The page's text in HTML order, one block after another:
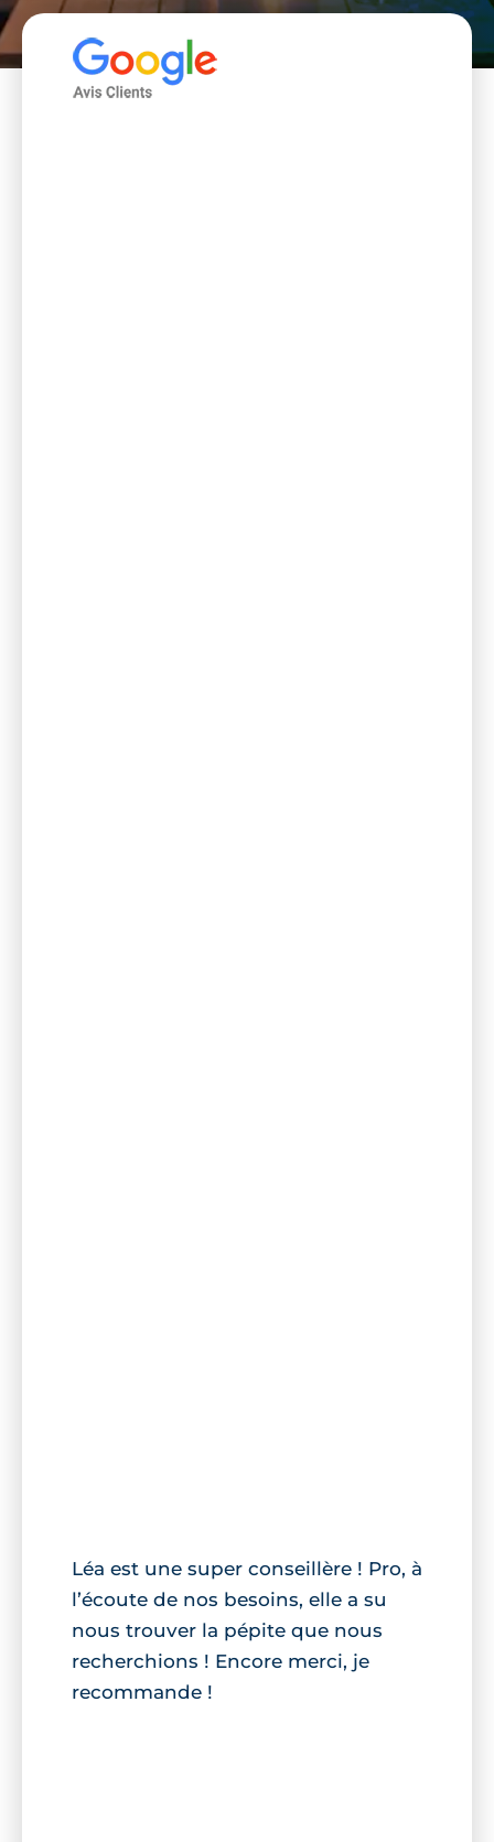
Léa est une super conseillère ! Pro, à
l’écoute de nos besoins, elle a su
nous trouver la pépite que nous
recherchions ! Encore merci, je
recommande !